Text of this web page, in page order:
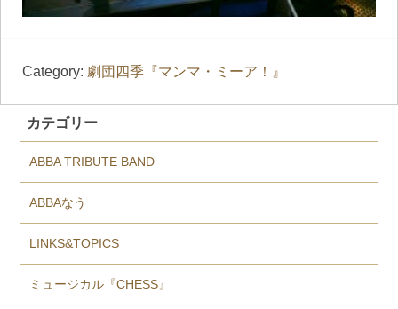
Category: 劇団四季『マンマ・ミーア！』
カテゴリー
ABBA TRIBUTE BAND
ABBAなう
LINKS&TOPICS
ミュージカル『CHESS』